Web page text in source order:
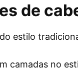
de
estilo
camadas no